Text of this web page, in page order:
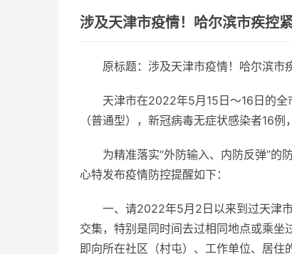
涉及天津市疫情！哈尔滨市疾控
原标题：涉及天津市疫情！哈尔滨市
天津市在2022年5月15日～16日的
（普通型），新冠病毒无症状感染者16
为精准落实“外防输入、内防反弹”的
心特发布疫情防控提醒如下：
一、请2022年5月2日以来到过天津
交集，特别是同时间去过相同地点或乘
即向所在社区（村屯）、工作单位、居住